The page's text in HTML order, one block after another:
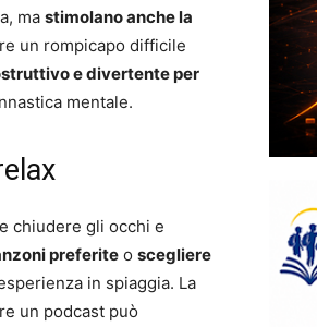
ma stimolano anche la
un rompicapo difficile
e divertente per
mentale.
chiudere gli occhi e
preferite o scegliere
in spiaggia. La
un podcast può